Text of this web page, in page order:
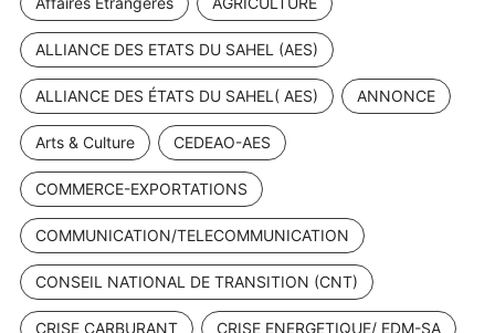
ALLIANCE DES ETATS DU SAHEL (AES)
ALLIANCE DES ÉTATS DU SAHEL( AES) ANNONCE
Arts & Culture CEDEAO-AES
COMMERCE-EXPORTATIONS
COMMUNICATION/TELECOMMUNICATION
CONSEIL NATIONAL DE TRANSITION (CNT)
CRISE CARBURANT CRISE ENERGETIQUE/ EDM-SA